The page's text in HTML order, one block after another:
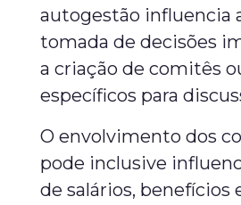
autogestão influencia
tomada de decisões
a criação de comitês
específicos para
O envolvimento dos
pode inclusive
de salários, benefícios